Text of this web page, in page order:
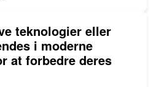
teknologier eller
i moderne
at forbedre deres